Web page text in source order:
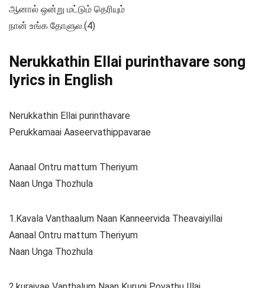
ஆனால் ஒன்று மட்டும் தெரியும்
நான் உங்க தோளுல.(4)
Nerukkathin Ellai purinthavare song
lyrics in English
Nerukkathin Ellai purinthavare
Perukkamaai Aaseervathippavarae
Aanaal Ontru mattum Theriyum
Naan Unga Thozhula
1.Kavala Vanthaalum Naan Kanneervida Theavaiyillai
Aanaal Ontru mattum Theriyum
Naan Unga Thozhula